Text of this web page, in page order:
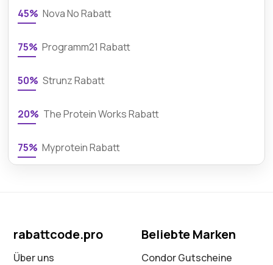
45% Nova No Rabatt
75% Programm21 Rabatt
50% Strunz Rabatt
20% The Protein Works Rabatt
75% Myprotein Rabatt
rabattcode.pro
Über uns
Beliebte Marken
Condor Gutscheine